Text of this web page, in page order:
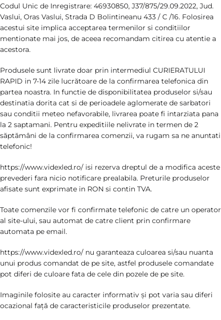
Codul Unic de Inregistrare: 46930850, J37/875/29.09.2022, Jud.
Vaslui, Oras Vaslui, Strada D Bolintineanu 433 / C /16. Folosirea
acestui site implica acceptarea termenilor si conditiilor
mentionate mai jos, de aceea recomandam citirea cu atentie a
acestora.
Produsele sunt livrate doar prin intermediul CURIERATULUI
RAPID in 7-14 zile lucrătoare de la confirmarea telefonica din
partea noastra. In functie de disponibilitatea produselor si/sau
destinatia dorita cat si de perioadele aglomerate de sarbatori
sau conditii meteo nefavorabile, livrarea poate fi intarziata pana
la 2 saptamani. Pentru expeditiile nelivrate in termen de 2
săptămâni de la confirmarea comenzii, va rugam sa ne anuntati
telefonic!
https://www.videxled.ro/ isi rezerva dreptul de a modifica aceste
prevederi fara nicio notificare prealabila. Preturile produselor
afisate sunt exprimate in RON si contin TVA.
Toate comenzile vor fi confirmate telefonic de catre un operator
al site-ului, sau automat de catre client prin confirmare
automata pe email.
https://www.videxled.ro/ nu garanteaza culoarea si/sau nuanta
unui produs comandat de pe site, astfel produsele comandate
pot diferi de culoare fata de cele din pozele de pe site.
Imaginile folosite au caracter informativ și pot varia sau diferi
ocazional față de caracteristicile produselor prezentate.